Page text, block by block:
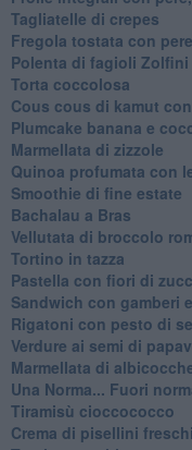
Tagliatelle di crepes
Fregola tostata con
Polenta di fagioli
Torta coccolosa
Cous cous di kamut
Plumcake banana e
Marmellata di zizzole
Quinoa profumata con
Smoothie di fine estate
Bachalau a Bras
Vellutata di broccolo
Tortino in tazza
Pastella con fiori di
Sandwich con gamberi
Rigatoni con pesto di
Verdure ai semi di
Marmellata di
Una Norma... Fuori
Tiramisù cioccococco
Crema di pisellini